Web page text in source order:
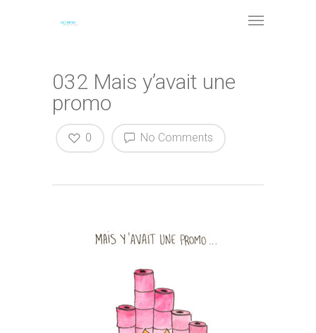
032 Mais y’avait une
promo
No Comments
0